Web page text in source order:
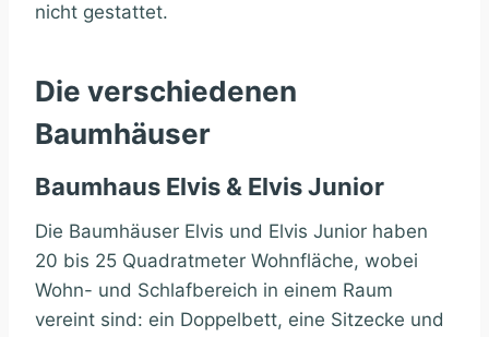
nicht gestattet.
Die verschiedenen
Baumhäuser
Baumhaus Elvis & Elvis Junior
Die Baumhäuser Elvis und Elvis Junior haben
20 bis 25 Quadratmeter Wohnfläche, wobei
Wohn- und Schlafbereich in einem Raum
vereint sind: ein Doppelbett, eine Sitzecke und